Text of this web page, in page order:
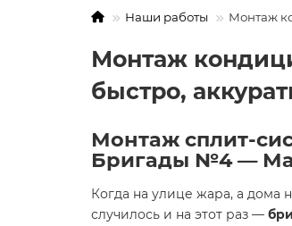
Наши работы Монтаж
Монтаж
быстро,
Монтаж сплит-
Бригады №4 —
Когда на улице жара, а дома
случилось и на этот раз —